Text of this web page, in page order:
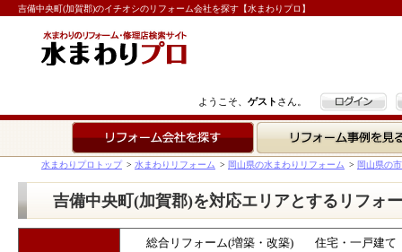
吉備中央町(加賀郡)のイチオシのリフォーム会社を探す【水まわりプロ】
ようこそ、 ゲスト さん。 ログイン
リフォーム事例を見る
水まわりプロトップ > 水まわりリフォーム > 岡山県の水まわりリフォーム > 岡山県の
吉備中央町(加賀郡)を対応エリアとするリフォ
総合リフォーム(増築・改築)
住宅・一戸建て